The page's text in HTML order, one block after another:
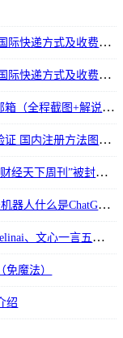
科普：2024 Royal Mail英国皇家邮政国内/国际快递方式及收费标准详解！
科普：2025 Royal Mail英国皇家邮政国内/国际快递方式及收费标准详解！
3分钟教你免费注册谷歌账号、gmail谷歌邮箱（全程截图+解说)，可直接登陆YouTube
2023最全谷歌邮箱Gmail注册教程 免手机验证 国内注册方法图文教程
刚刚，知名财经微信公众号“AI财经社”和“财经天下周刊”被封！粉丝数达上百万。
【ChatGPT】如何使用风靡全球的 AI 聊天机器人什么是ChatGPT？
ChatGPT、New Bing、Give Me Prompt、Zelinai、文心一言五大AI平台对比
魔法）
绍